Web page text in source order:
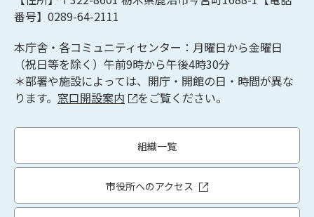
番号】0289-64-2111
本庁舎・各コミュニティセンター：月曜日から金曜日
（祝日等を除く）午前9時から午後4時30分
＊部署や施設によっては、開庁・開館の日・時間が異な
ります。 窓口開設案内 をご覧ください。
組織一覧
市役所へのアクセス